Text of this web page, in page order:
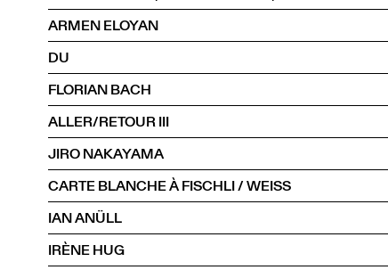
ARMEN ELOYAN
DU
FLORIAN BACH
ALLER/RETOUR III
JIRO NAKAYAMA
CARTE BLANCHE À FISCHLI / WEISS
IAN ANÜLL
IRÈNE HUG